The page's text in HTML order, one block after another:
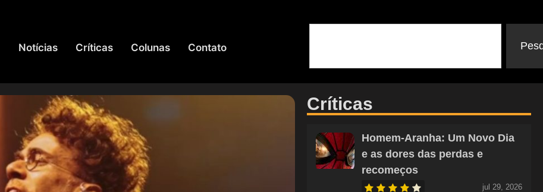
Notícias Críticas Colunas Contato
Críticas
Homem-Aranha: Um Novo Dia
e as dores das perdas e
recomeços
jul 29, 2026